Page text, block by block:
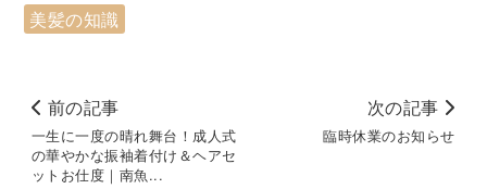
美髪の知識
前の記事
一生に一度の晴れ舞台！成人式
の華やかな振袖着付け＆ヘアセ
ットお仕度｜南魚...
次の記事
臨時休業のお知らせ